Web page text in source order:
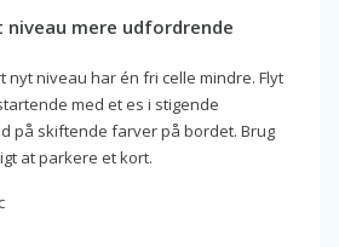
niveau mere udfordrende
nyt niveau har én fri celle mindre. Flyt
med et es i stigende
på skiftende farver på bordet. Brug
at parkere et kort.